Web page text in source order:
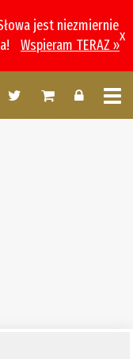
jest niezmiernie
Wspieram TERAZ »
x